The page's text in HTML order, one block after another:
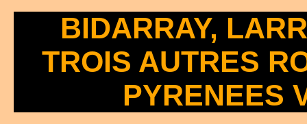
BIDARRAY,
TROIS AUTRES
PYRENEES